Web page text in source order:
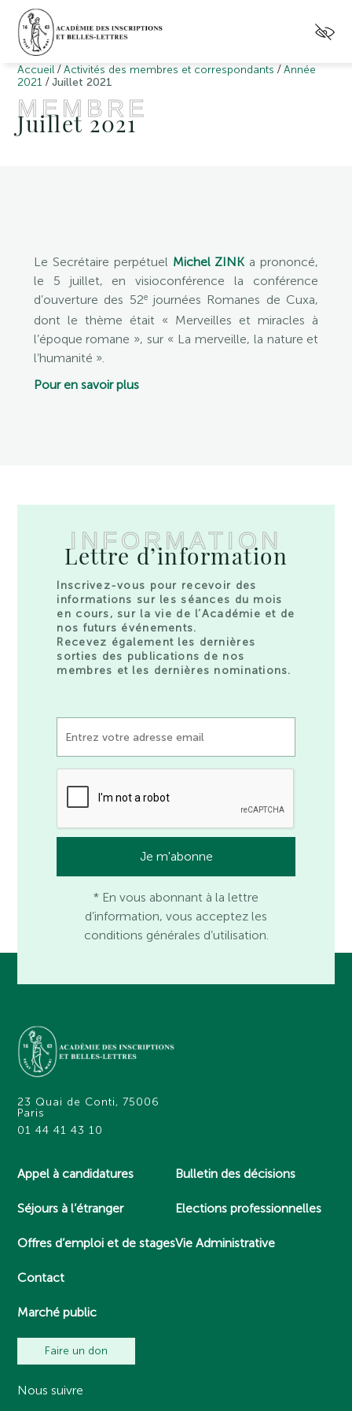
Accueil /Activités des membres et correspondants /Année
2021 /Juillet 2021
MEMBRE
Juillet 2021
Le Secrétaire perpétuel Michel ZINK a prononcé,
le 5 juillet, en visioconférence la conférence
d’ouverture des 52ejournées Romanes de Cuxa,
dont le thème était « Merveilles et miracles à
l’époque romane », sur « La merveille, la nature et
l’humanité ».
Pour en savoir plus
INFORMATION
Lettre d’information
Inscrivez-vous pour recevoir des
informations sur les séances du mois
en cours, sur la vie de l’Académie et de
nos futurs événements.
Recevez également les dernières
sorties des publications de nos
membres et les dernières nominations.
* En vous abonnant à la lettre
d’information, vous acceptez les
conditions générales d’utilisation.
23 Quai de Conti, 75006
Paris
01 44 41 43 10
Appel à candidatures
Séjours à l’étranger
Offres d’emploi et de stages
Contact
Marché public
Bulletin des décisions
Elections professionnelles
Vie Administrative
Faire un don
Nous suivre